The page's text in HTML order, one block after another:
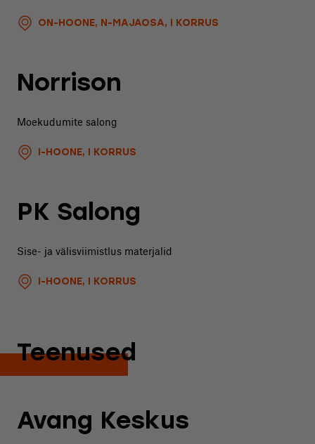
ON-HOONE, N-MAJAOSA, I KORRUS
Norrison
Moekudumite salong
I-HOONE, I KORRUS
PK Salong
Sise- ja välisviimistlus materjalid
I-HOONE, I KORRUS
Teenused
Avang Keskus